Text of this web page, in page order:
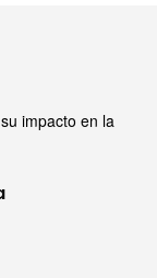
impacto en la